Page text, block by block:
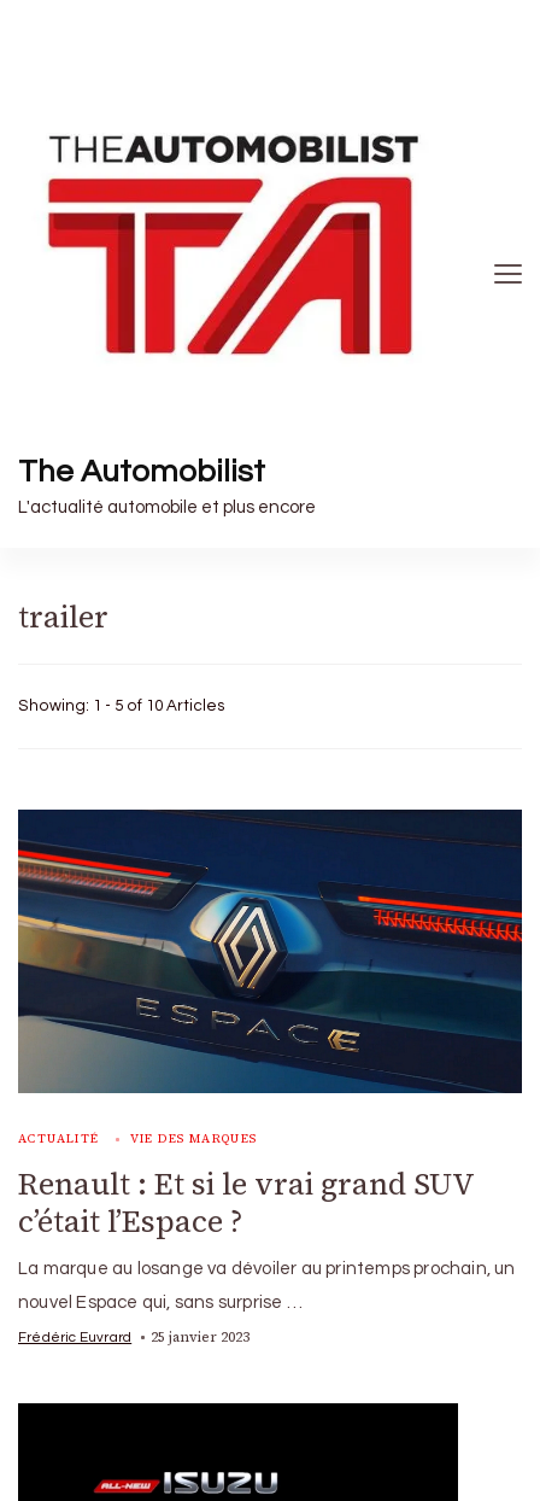
The Automobilist
L'actualité automobile et plus encore
trailer
Showing: 1 - 5 of 10 Articles
ACTUALITÉ VIE DES MARQUES
Renault : Et si le vrai grand SUV
c’était l’Espace ?
La marque au losange va dévoiler au printemps prochain, un
nouvel Espace qui, sans surprise …
Frédéric Euvrard 25 janvier 2023